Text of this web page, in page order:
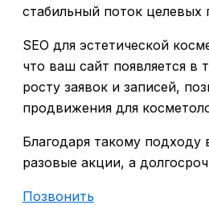
стабильный поток целевых
SEO для эстетической
что ваш сайт появляется в
росту заявок и записей,
продвижения для
Благодаря такому
разовые акции, а
Позвонить